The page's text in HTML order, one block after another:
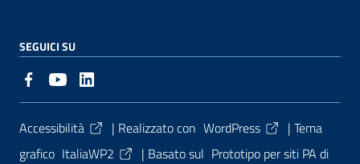
SEGUICI SU
Sezione Link Utili
Accessibilità | Realizzato con WordPress | Tema
grafico ItaliaWP2 | Basato sul Prototipo per siti PA di